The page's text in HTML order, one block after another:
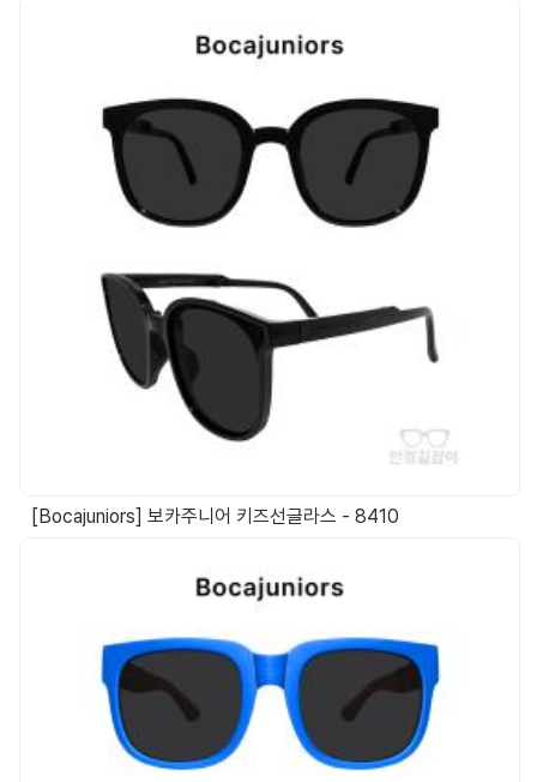
[Bocajuniors] 보카주니어 키즈선글라스 - 8410